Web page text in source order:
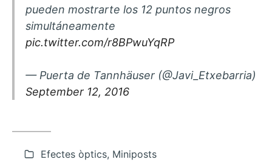
pueden mostrarte los 12 puntos negros
simultáneamente
pic.twitter.com/r8BPwuYqRP
— Puerta de Tannhäuser (@Javi_Etxebarria)
September 12, 2016
Efectes òptics, Miniposts